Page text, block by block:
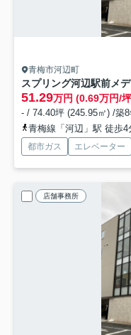
青梅市河辺町
スプリング河辺駅前メ
51.29万円 (0.69万円/
- / 74.40坪 (245.95㎡) /築
青梅線「河辺」駅 徒歩4
都市ガス エレベーター
店舗事務所